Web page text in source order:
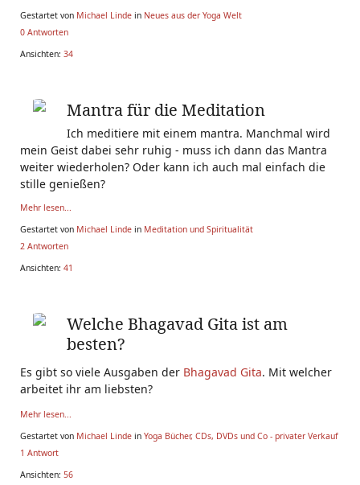
Gestartet von Michael Linde in Neues aus der Yoga Welt
0 Antworten
Ansichten: 34
Mantra für die Meditation
Ich meditiere mit einem mantra. Manchmal wird
mein Geist dabei sehr ruhig - muss ich dann das Mantra
weiter wiederholen? Oder kann ich auch mal einfach die
stille genießen?
Mehr lesen...
Gestartet von Michael Linde in Meditation und Spiritualität
2 Antworten
Ansichten: 41
Welche Bhagavad Gita ist am
besten?
Es gibt so viele Ausgaben der Bhagavad Gita. Mit welcher
arbeitet ihr am liebsten?
Mehr lesen...
Gestartet von Michael Linde in Yoga Bücher, CDs, DVDs und Co - privater Verkauf
1 Antwort
Ansichten: 56